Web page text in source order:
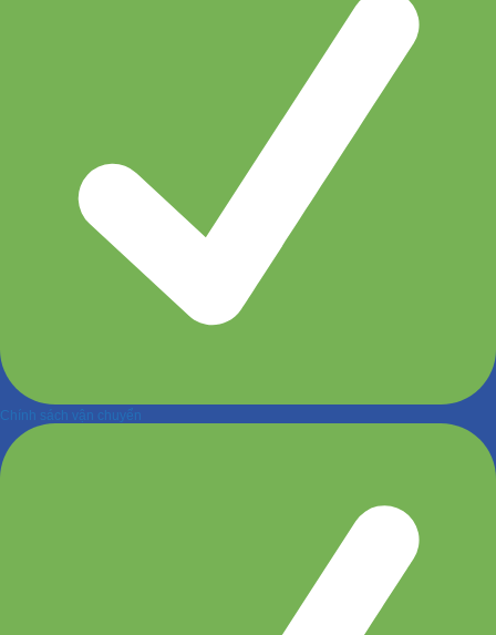
Chính sách vận chuyển